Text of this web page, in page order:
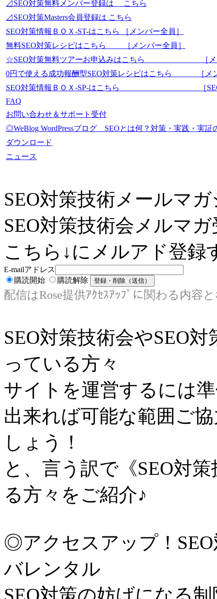
⊿SEO対策無料メンバー登録は こちら
⊿SEO対策Masters会員登録は こちら
SEO対策情報ＢＯＸ-ST-はこちら ［メンバー全員］
無料SEO対策レシピはこちら ［メンバー全員］
☆SEO対策無料ツアーお申込みはこちら ［メン
0円で使える成功報酬型SEO対策レシピはこちら ［メ
SEO対策情報ＢＯＸ-SP-はこちら ［SEO-
FAQ
お問い合わせ＆サポート受付
◎WeBlog WordPressブログ SEOとは何？対策・実践・実
ダウンロード
ニュース
SEO対策技術メールマ
SEO対策技術会メルマ
こちら↓にメルアド登録
E-mailアドレス
購読開始
購読解除
配信はRose提供ｱｸｾｽｱｯﾌﾟに関わる内容
SEO対策技術会やSEO
っている方々
サイトを運営するには
出来れば可能な範囲ご
しょう！
と、言う訳で《SEO対
る方々をご紹介♪
◎アクセスアップ！
バレンタル